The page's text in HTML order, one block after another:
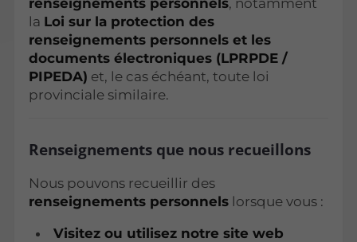
renseignements personnels, notamment
la Loi sur la protection des
renseignements personnels et les
documents électroniques (LPRPDE /
PIPEDA) et, le cas échéant, toute loi
provinciale similaire.
Renseignements que nous recueillons
Nous pouvons recueillir des
renseignements personnels lorsque vous :
Visitez ou utilisez notre site web